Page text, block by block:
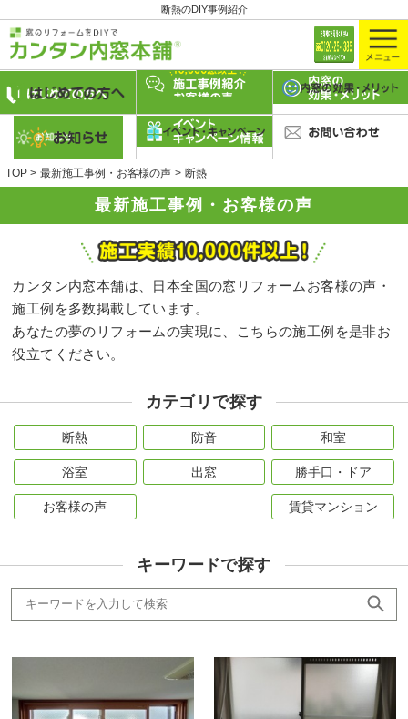
断熱のDIY事例紹介
最新施工事例・お客様の声
TOP 最新施工事例・お客様の声 断熱
カンタン内窓本舗は、日本全国の窓リフォームお客様の声・
施工例を多数掲載しています。
あなたの夢のリフォームの実現に、こちらの施工例を是非お
役立てください。
カテゴリで探す
断熱 防音 和室
浴室 出窓 勝手口・ドア
お客様の声 賃貸マンション
キーワードで探す